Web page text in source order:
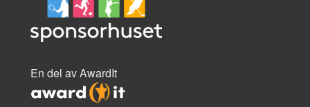
En del av AwardIt